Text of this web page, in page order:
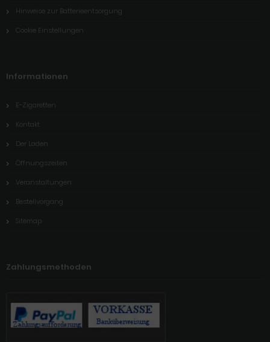
Hinweise zur Batterieentsorgung
Cookie Einstellungen
Informationen
E-Zigaretten
Kontakt
Der Laden
Öffnungszeiten
Veranstaltungen
Bestellvorgang
Sitemap
Zahlungsmethoden